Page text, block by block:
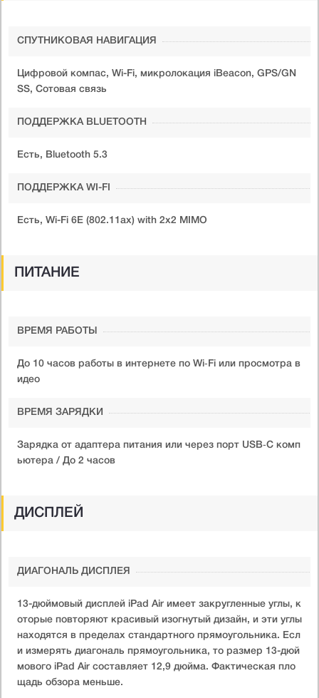
СПУТНИКОВАЯ НАВИГАЦИЯ
Цифровой компас, Wi-Fi, микролокация iBeacon, GPS/GN
SS, Сотовая связь
ПОДДЕРЖКА BLUETOOTH
Есть, Bluetooth 5.3
ПОДДЕРЖКА WI-FI
Есть, Wi-Fi 6E (802.11ax) with 2x2 MIMO
ПИТАНИЕ
ВРЕМЯ РАБОТЫ
До 10 часов работы в интернете по Wi‑Fi или просмотра в
идео
ВРЕМЯ ЗАРЯДКИ
Зарядка от адаптера питания или через порт USB‑C комп
ьютера / До 2 часов
ДИСПЛЕЙ
ДИАГОНАЛЬ ДИСПЛЕЯ
13-дюймовый дисплей iPad Air имеет закругленные углы, к
оторые повторяют красивый изогнутый дизайн, и эти углы
находятся в пределах стандартного прямоугольника. Есл
и измерять диагональ прямоугольника, то размер 13-дюй
мового iPad Air составляет 12,9 дюйма. Фактическая пло
щадь обзора меньше.